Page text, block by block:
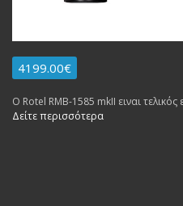
4199.00€
Ο Rotel RMB-1585 mkII ειναι
Δείτε περισσότερα